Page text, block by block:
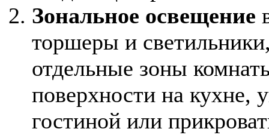
Зональное освещение
торшеры и
отдельные зоны
поверхности на кухне,
гостиной или